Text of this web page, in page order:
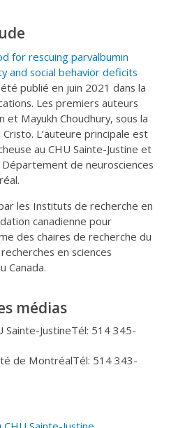
for rescuing parvalbumin
and social behavior deficits
publié en juin 2021 dans la
Les premiers auteurs
et Mayukh Choudhury, sous la
L’auteure principale est
au CHU Sainte-Justine et
de neurosciences
les Instituts de recherche en
canadienne pour
des chaires de recherche du
en sciences
Canada.
médias
Sainte-JustineTél: 514 345-
de MontréalTél: 514 343-